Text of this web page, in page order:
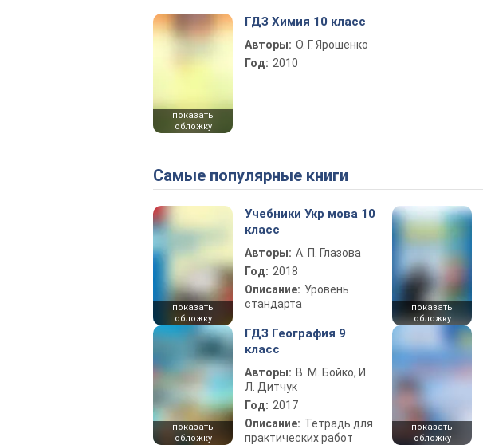
показать
обложку
ГДЗ Химия 10 класс
Авторы: О. Г. Ярошенко
Год: 2010
Самые популярные книги
показать
обложку
Учебники Укр мова 10
класс
Авторы: А. П. Глазова
Год: 2018
Описание: Уровень
стандарта
показать
обложку
показать
обложку
ГДЗ География 9
класс
Авторы: В. М. Бойко, И.
Л. Дитчук
Год: 2017
Описание: Тетрадь для
практических работ
показать
обложку